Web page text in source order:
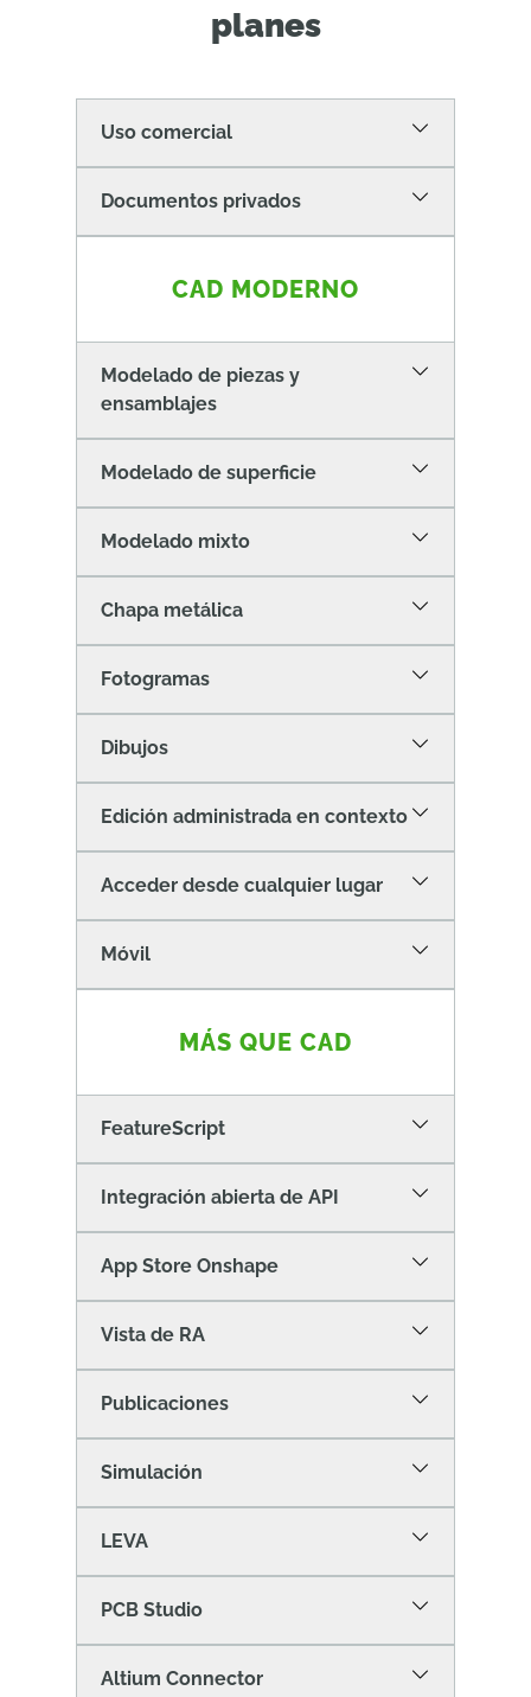
planes
Uso comercial
Documentos privados
CAD MODERNO
Modelado de piezas y
ensamblajes
Modelado de superficie
Modelado mixto
Chapa metálica
Fotogramas
Dibujos
Edición administrada en contexto
Acceder desde cualquier lugar
Móvil
MÁS QUE CAD
FeatureScript
Integración abierta de API
App Store Onshape
Vista de RA
Publicaciones
Simulación
LEVA
PCB Studio
Altium Connector